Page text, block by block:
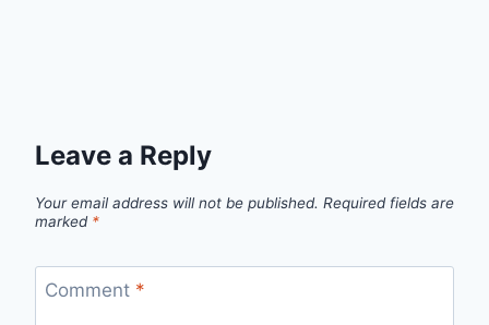
Leave a Reply
Your email address will not be published. Required fields are
marked *
Comment *